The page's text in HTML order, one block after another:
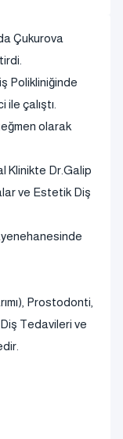
Çukurova
Polikliniğinde
çalıştı.
olarak
Klinikte Dr.Galip
ve Estetik Diş
Prostodonti,
Tedavileri ve